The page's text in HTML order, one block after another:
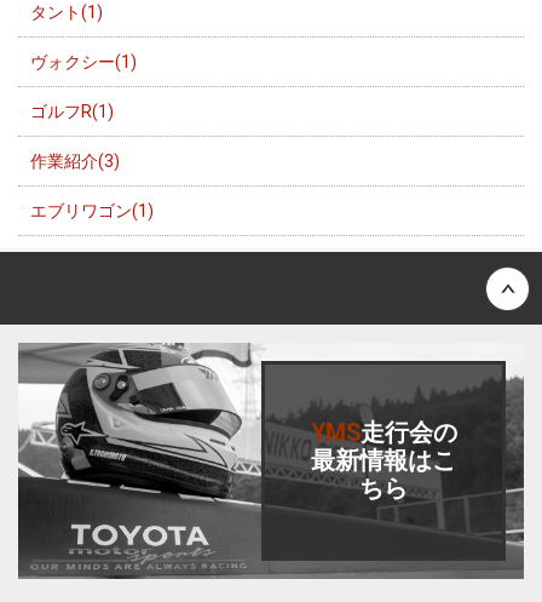
タント(1)
ヴォクシー(1)
ゴルフR(1)
作業紹介(3)
エブリワゴン(1)
YMS走行会の
最新情報はこ
ちら